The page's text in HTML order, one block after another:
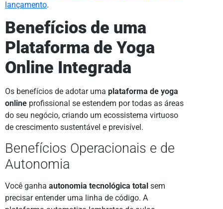
lançamento.
Benefícios de uma
Plataforma de Yoga
Online Integrada
Os benefícios de adotar uma plataforma de yoga
online profissional se estendem por todas as áreas
do seu negócio, criando um ecossistema virtuoso
de crescimento sustentável e previsível.
Benefícios Operacionais e de
Autonomia
Você ganha autonomia tecnológica total sem
precisar entender uma linha de código. A